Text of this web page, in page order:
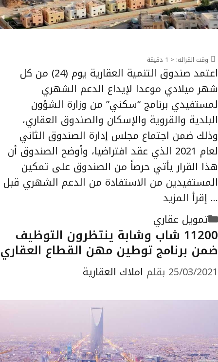
وقت القرائه: < 1 دقيقة
اعتمد صندوق التنمية العقارية يوم (24) من كل
شهر ميلادي موعدا لإيداع الدعم الشهري
لمستفيدي برنامج “سكني” من وزارة الشؤون
البلدية والقروية والإسكان والصندوق العقاري،
وذلك ضمن اجتماع مجلس إدارة الصندوق الثاني
لعام 2021 الذي عقد افتراضيا، وأوضح الصندوق أن
هذا القرار يأتي حرصاً من الصندوق على تمكين
المستفيدين من الاستفادة من الدعم الشهري قبل
… إقرأ المزيد
التصنيفات
تمويل عقاري
11200 شاب وشابة ينتظرون التوظيف
ضمن برنامج توطين مهن القطاع العقاري
25/03/2021 بقلم املاك العقارية